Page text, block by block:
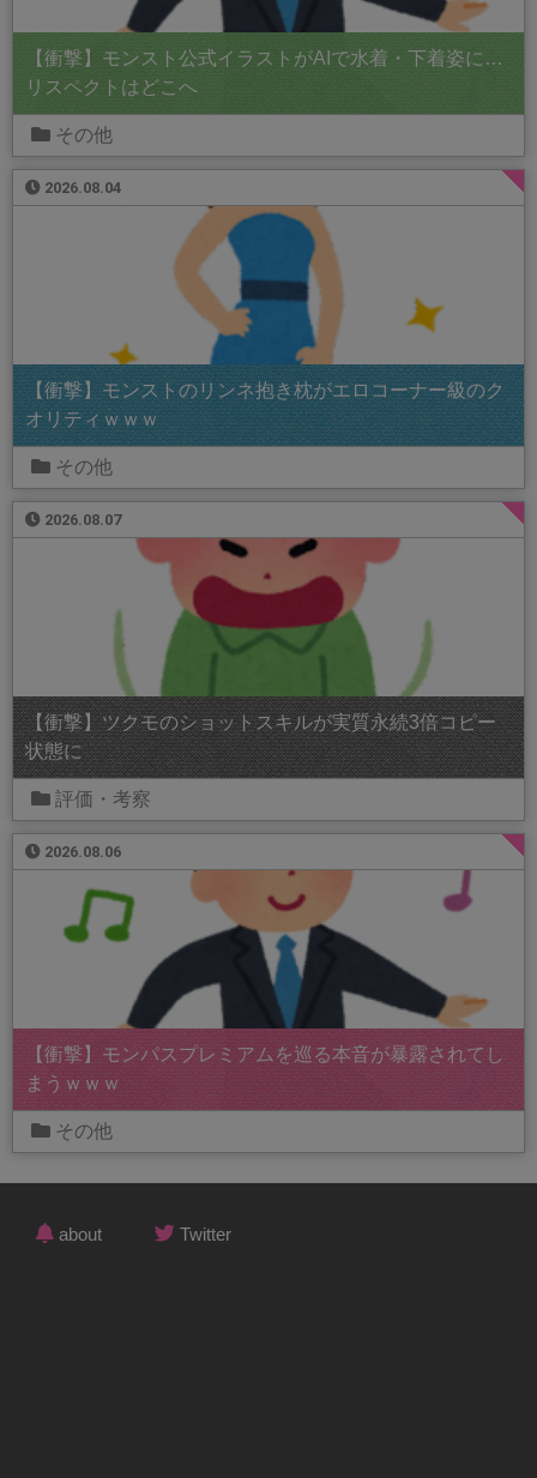
【衝撃】モンスト公式イラストがAIで水着・下着姿に…
リスペクトはどこへ
その他
2026.08.04
【衝撃】モンストのリンネ抱き枕がエロコーナー級のク
オリティｗｗｗ
その他
2026.08.07
【衝撃】ツクモのショットスキルが実質永続3倍コピー
状態に
評価・考察
2026.08.06
【衝撃】モンパスプレミアムを巡る本音が暴露されてし
まうｗｗｗ
その他
about Twitter